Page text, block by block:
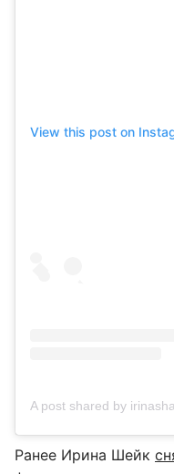
View this post on
A post shared by
Ранее Ирина Шейк